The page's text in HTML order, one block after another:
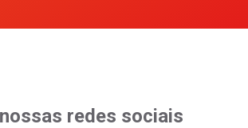
redes sociais